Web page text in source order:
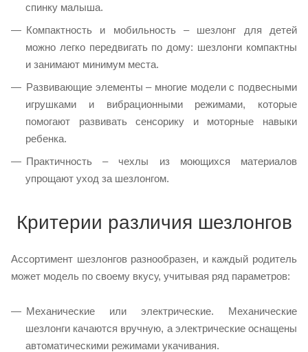
спинку малыша.
Компактность и мобильность – шезлонг для детей
можно легко передвигать по дому: шезлонги компактны
и занимают минимум места.
Развивающие элементы – многие модели с подвесными
игрушками и вибрационными режимами, которые
помогают развивать сенсорику и моторные навыки
ребенка.
Практичность – чехлы из моющихся материалов
упрощают уход за шезлонгом.
Критерии различия шезлонгов
Ассортимент шезлонгов разнообразен, и каждый родитель
может модель по своему вкусу, учитывая ряд параметров:
Механические или электрические. Механические
шезлонги качаются вручную, а электрические оснащены
автоматическими режимами укачивания.